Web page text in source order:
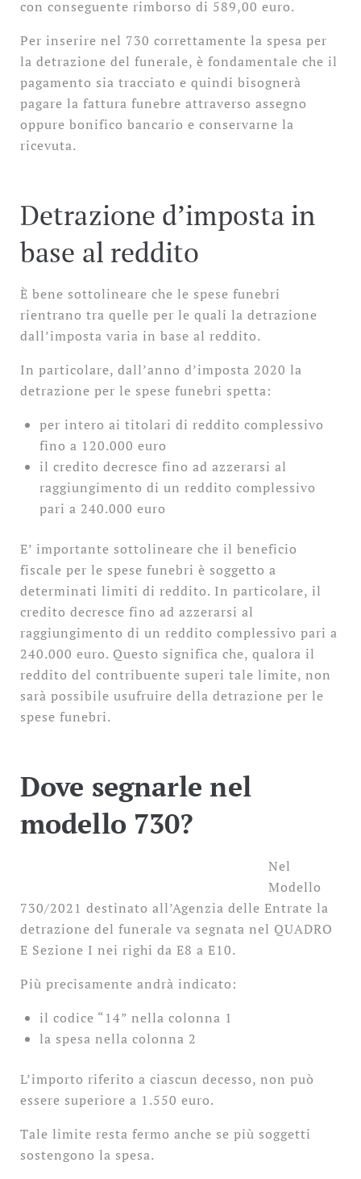
con conseguente rimborso di 589,00 euro.
Per inserire nel 730 correttamente la spesa per
la detrazione del funerale, è fondamentale che il
pagamento sia tracciato e quindi bisognerà
pagare la fattura funebre attraverso assegno
oppure bonifico bancario e conservarne la
ricevuta.
Detrazione d’imposta in
base al reddito
È bene sottolineare che le spese funebri
rientrano tra quelle per le quali la detrazione
dall’imposta varia in base al reddito.
In particolare, dall’anno d’imposta 2020 la
detrazione per le spese funebri spetta:
per intero ai titolari di reddito complessivo
fino a 120.000 euro
il credito decresce fino ad azzerarsi al
raggiungimento di un reddito complessivo
pari a 240.000 euro
E’ importante sottolineare che il beneficio
fiscale per le spese funebri è soggetto a
determinati limiti di reddito. In particolare, il
credito decresce fino ad azzerarsi al
raggiungimento di un reddito complessivo pari a
240.000 euro. Questo significa che, qualora il
reddito del contribuente superi tale limite, non
sarà possibile usufruire della detrazione per le
spese funebri.
Dove segnarle nel
modello 730?
Nel
Modello
730/2021 destinato all’Agenzia delle Entrate la
detrazione del funerale va segnata nel QUADRO
E Sezione I nei righi da E8 a E10.
Più precisamente andrà indicato:
il codice “14” nella colonna 1
la spesa nella colonna 2
L’importo riferito a ciascun decesso, non può
essere superiore a 1.550 euro.
Tale limite resta fermo anche se più soggetti
sostengono la spesa.